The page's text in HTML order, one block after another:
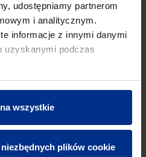
udostępniamy partnerom
i analitycznym.
informacje z innymi danymi
uzyskanymi podczas
wszystkie
plików cookie
instalacji
katalogi
informacje na temat
ich specyfikacji oraz
co znacząco ułatwia
z naszym